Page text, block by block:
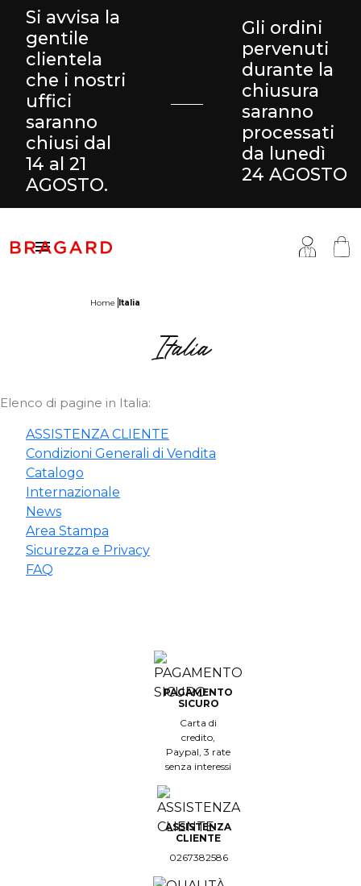
Si avvisa la
gentile
clientela
che i nostri
uffici
saranno
chiusi dal
14 al 21
AGOSTO.
Gli ordini
pervenuti
durante la
chiusura
saranno
processati
da lunedì
24 AGOSTO

& calzini
superiore
i marchi
Servizio & Hotellerie
sanitaria
& spa
& pâtisserie
pescheria
faire
del gruppo
Home Italia
Italia
Elenco di pagine in Italia:
ASSISTENZA CLIENTE
Condizioni Generali di Vendita
Catalogo
Internazionale
News
Area Stampa
Sicurezza e Privacy
FAQ
PAGAMENTO
SICURO
Carta di
credito,
Paypal, 3 rate
senza interessi
ASSISTENZA
CLIENTE
0267382586